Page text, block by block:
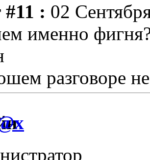
: 02
именно
разговоре